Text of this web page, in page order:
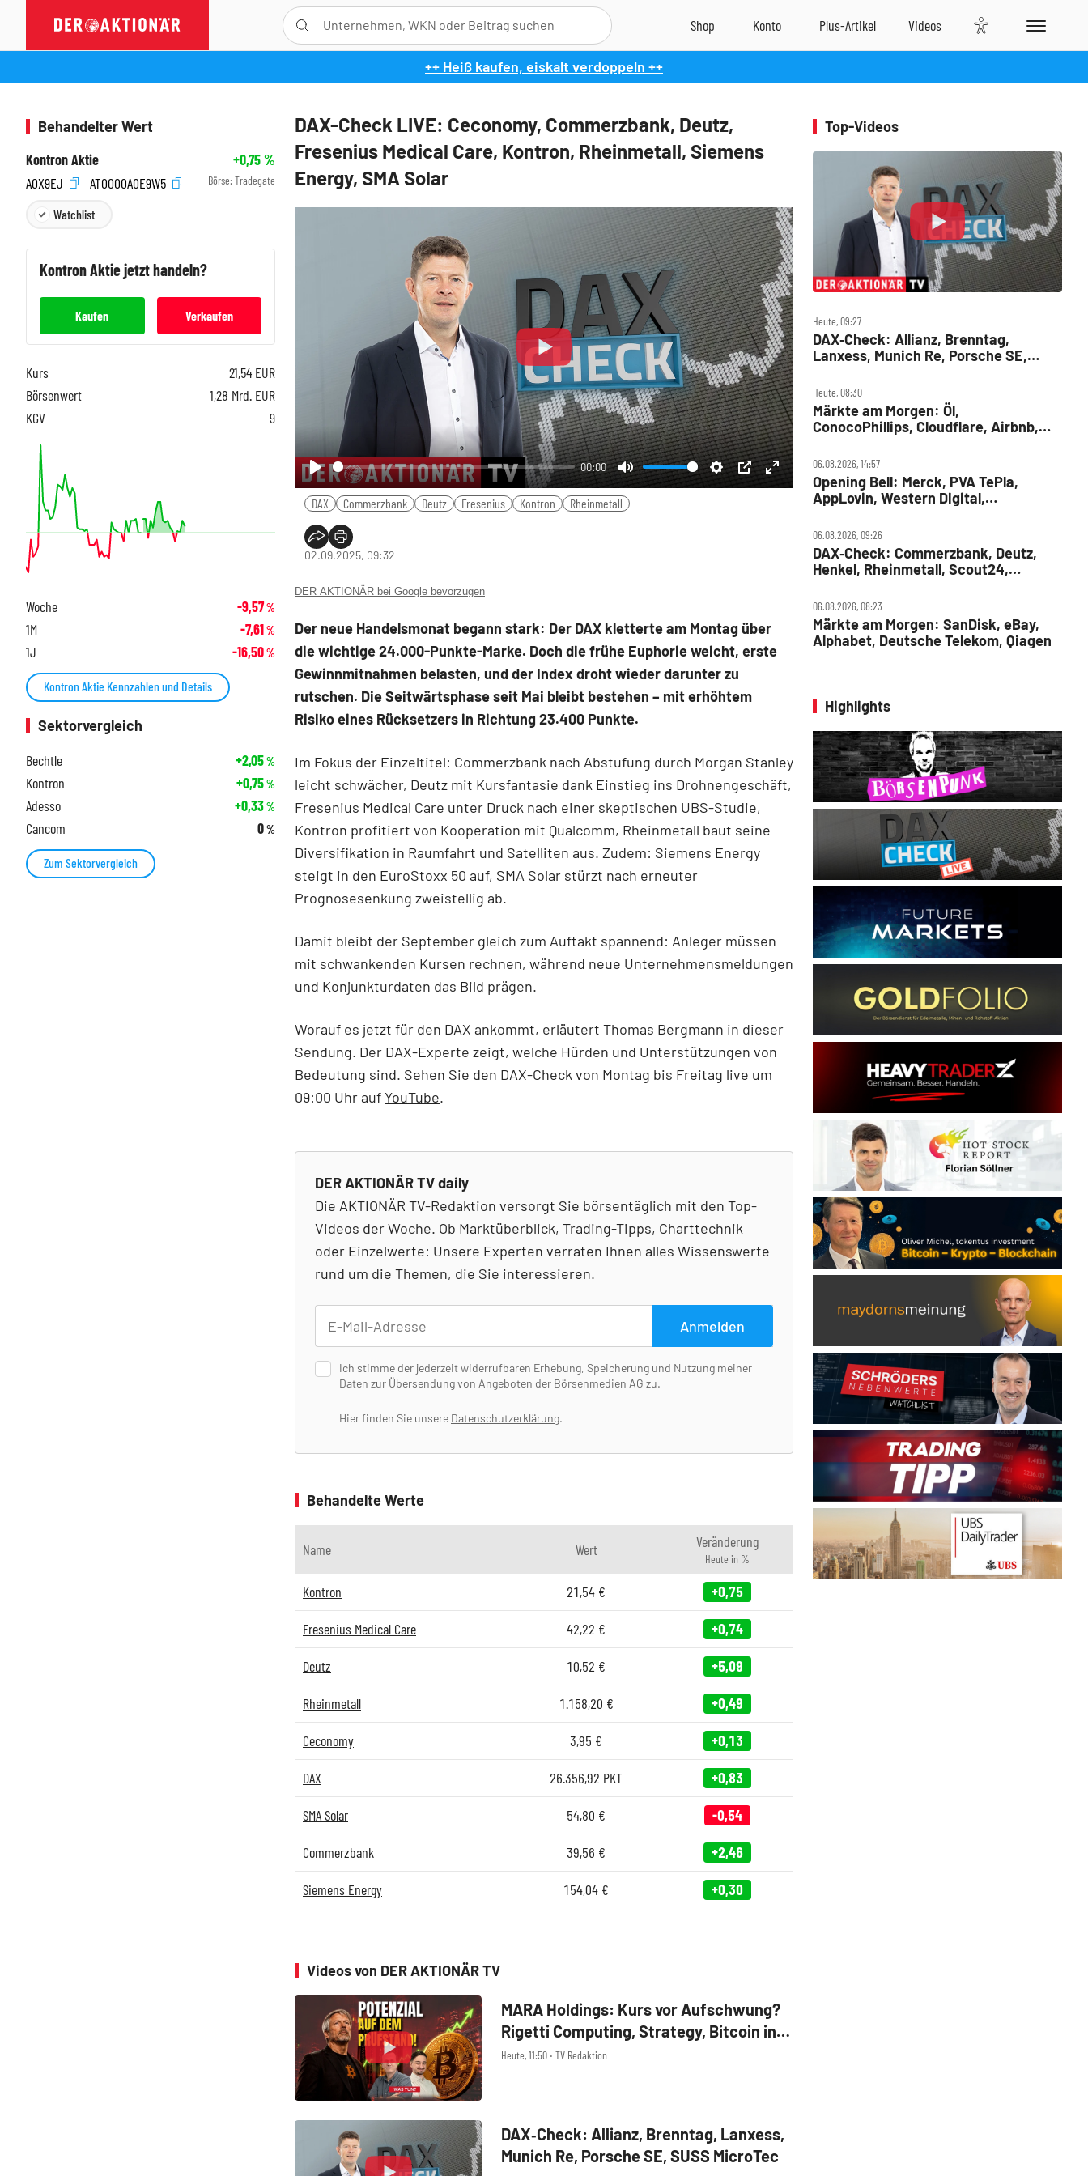
++ Heiß kaufen, eiskalt verdoppeln ++
DAX-Check LIVE: Ceconomy, Commerzbank, Deutz,
Fresenius Medical Care, Kontron, Rheinmetall, Siemens
Energy, SMA Solar
Play
00:00
Mute Settings
PIP Enter
fullscreen
Play
DAX Commerzbank Deutz Fresenius Kontron Rheinmetall
02.09.2025, 09:32
DER AKTIONÄR bei Google bevorzugen
Der neue Handelsmonat begann stark: Der DAX kletterte am Montag über
die wichtige 24.000-Punkte-Marke. Doch die frühe Euphorie weicht, erste
Gewinnmitnahmen belasten, und der Index droht wieder darunter zu
rutschen. Die Seitwärtsphase seit Mai bleibt bestehen – mit erhöhtem
Risiko eines Rücksetzers in Richtung 23.400 Punkte.
Im Fokus der Einzeltitel: Commerzbank nach Abstufung durch Morgan Stanley
leicht schwächer, Deutz mit Kursfantasie dank Einstieg ins Drohnengeschäft,
Fresenius Medical Care unter Druck nach einer skeptischen UBS-Studie,
Kontron profitiert von Kooperation mit Qualcomm, Rheinmetall baut seine
Diversifikation in Raumfahrt und Satelliten aus. Zudem: Siemens Energy
steigt in den EuroStoxx 50 auf, SMA Solar stürzt nach erneuter
Prognosesenkung zweistellig ab.
Damit bleibt der September gleich zum Auftakt spannend: Anleger müssen
mit schwankenden Kursen rechnen, während neue Unternehmensmeldungen
und Konjunkturdaten das Bild prägen.
Worauf es jetzt für den DAX ankommt, erläutert Thomas Bergmann in dieser
Sendung. Der DAX-Experte zeigt, welche Hürden und Unterstützungen von
Bedeutung sind. Sehen Sie den DAX-Check von Montag bis Freitag live um
09:00 Uhr aufYouTube.
DER AKTIONÄR TV daily
Die AKTIONÄR TV-Redaktion versorgt Sie börsentäglich mit den Top-
Videos der Woche. Ob Marktüberblick, Trading-Tipps, Charttechnik
oder Einzelwerte: Unsere Experten verraten Ihnen alles Wissenswerte
rund um die Themen, die Sie interessieren.
Ich stimme der jederzeit widerrufbaren Erhebung, Speicherung und Nutzung meiner
Daten zur Übersendung von Angeboten der Börsenmedien AG zu.
Hier finden Sie unsere Datenschutzerklärung.
Anmelden
Behandelte Werte
Name Wert Veränderung
Heute in %
Kontron 21,54 € +0,75
Fresenius Medical Care 42,22 € +0,74
Deutz 10,52 € +5,09
Rheinmetall 1.158,20 € +0,49
Ceconomy 3,95 € +0,13
DAX 26.356,92 PKT +0,83
SMA Solar 54,80 € -0,54
Commerzbank 39,56 € +2,46
Siemens Energy 154,04 € +0,30
Videos von DER AKTIONÄR TV
Heute, 11:50 ‧ TV Redaktion
MARA Holdings: Kurs vor Aufschwung?
Rigetti Computing, Strategy, Bitcoin in
der Analyse
DAX‑Check: Allianz, Brenntag, Lanxess,
Munich Re, Porsche SE, SUSS MicroTec
Behandelter Wert
Kontron Aktie
+0,75%
A0X9EJ
AT0000A0E9W5 Börse: Tradegate
Watchlist
KontronAktie jetzt handeln?
Kaufen Verkaufen
Kurs 21,54 EUR
Börsenwert
1,28 Mrd. EUR
KGV
9
Woche -9,57%
1M -7,61%
1J -16,50%
Kontron Aktie Kennzahlen und Details
Sektorvergleich
Bechtle
+2,05%
Kontron +0,75%
Adesso +0,33%
Cancom 0%
Zum Sektorvergleich
Top-Videos
Heute, 09:27
DAX‑Check: Allianz, Brenntag,
Lanxess, Munich Re, Porsche SE,
Heute, 08:30
Märkte am Morgen: Öl,
ConocoPhillips, Cloudflare, Airbnb,
06.08.2026, 14:57
Opening Bell: Merck, PVA TePla,
AppLovin, Western Digital,
06.08.2026, 09:26
DAX‑Check: Commerzbank, Deutz,
Henkel, Rheinmetall, Scout24,
Internet
06.08.2026, 08:23
Märkte am Morgen: SanDisk, eBay,
Alphabet, Deutsche Telekom, Qiagen
Highlights